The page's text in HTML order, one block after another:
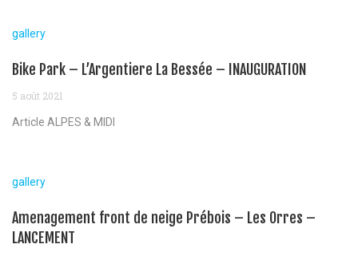
gallery
Bike Park – L’Argentiere La Bessée – INAUGURATION
5 août 2021
Article ALPES & MIDI
gallery
Amenagement front de neige Prébois – Les Orres –
LANCEMENT